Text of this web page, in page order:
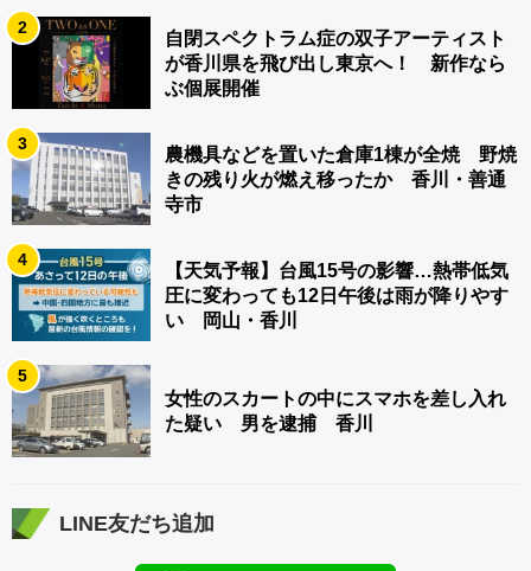
2
自閉スペクトラム症の双子アーティスト
が香川県を飛び出し東京へ！ 新作なら
ぶ個展開催
3
農機具などを置いた倉庫1棟が全焼 野焼
きの残り火が燃え移ったか 香川・善通
寺市
4
【天気予報】台風15号の影響…熱帯低気
圧に変わっても12日午後は雨が降りやす
い 岡山・香川
5
女性のスカートの中にスマホを差し入れ
た疑い 男を逮捕 香川
LINE友だち追加